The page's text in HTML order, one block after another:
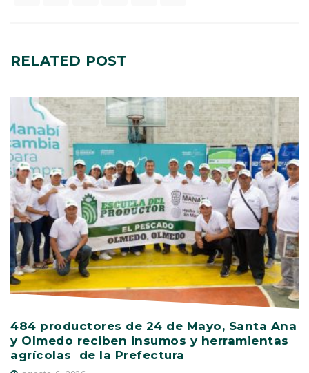
RELATED POST
484 productores de 24 de Mayo, Santa Ana
y Olmedo reciben insumos y herramientas
agrícolas de la Prefectura